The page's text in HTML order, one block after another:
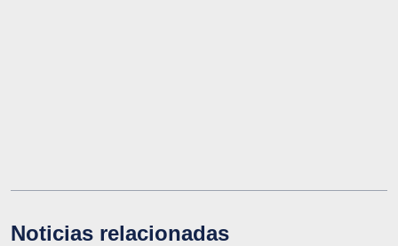
Noticias relacionadas